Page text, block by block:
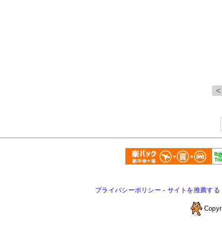
プライバシーポリシー - サイトを推薦する